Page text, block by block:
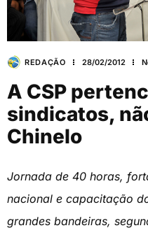
REDAÇÃO 28/02/2012
A CSP
sindicatos,
Chinelo
Jornada de 40 horas,
nacional e capacitação
grandes bandeiras,